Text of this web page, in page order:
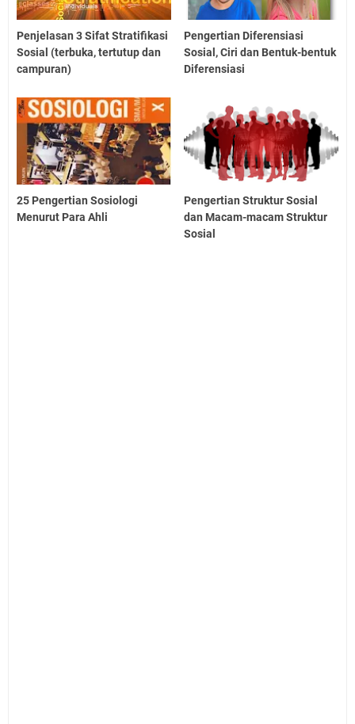
Penjelasan 3 Sifat Stratifikasi
Sosial (terbuka, tertutup dan
campuran)
Pengertian Diferensiasi
Sosial, Ciri dan Bentuk-bentuk
Diferensiasi
25 Pengertian Sosiologi
Menurut Para Ahli
Pengertian Struktur Sosial
dan Macam-macam Struktur
Sosial